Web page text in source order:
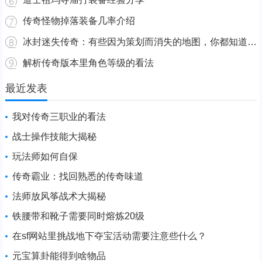
传奇怪物掉落装备几率介绍
冰封迷失传奇：有些因为策划而消失的地图，你都知道那些？
解析传奇版本里角色等级的看法
最近发表
我对传奇三职业的看法
战士操作技能大揭秘
玩法师如何自保
传奇霸业：找回熟悉的传奇味道
法师放风筝战术大揭秘
铁腰带和靴子需要同时熔炼20级
在sf网站里挑战地下夺宝活动需要注意些什么？
元宝算卦能得到啥物品